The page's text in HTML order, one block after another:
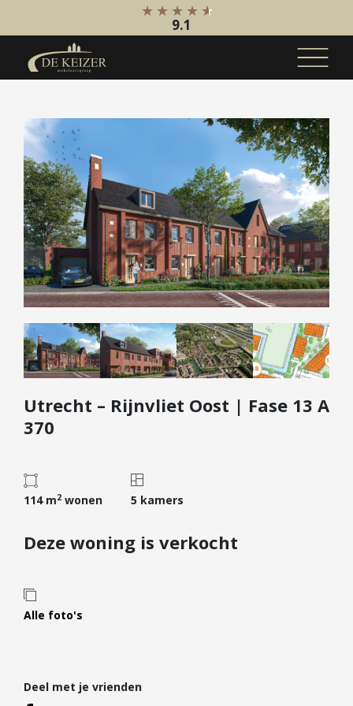
Koopaanbod
Bestaande bouw
Internationaal
Nieuwbouw
Bedrijfsaanbod
Huuraanbod
Bestaande bouw
Internationaal
Nieuwbouw
Bedrijfsaanbod
Diensten
Kopen
Verkopen
Verhuren
Taxeren
Projectontwikkelaars
Particulieren
Hypotheek oversluiten
9.1
Utrecht – Rijnvliet Oost | Fase 13 A
370
114 m2 wonen 5 kamers
Deze woning is verkocht
Alle foto's
Deel met je vrienden